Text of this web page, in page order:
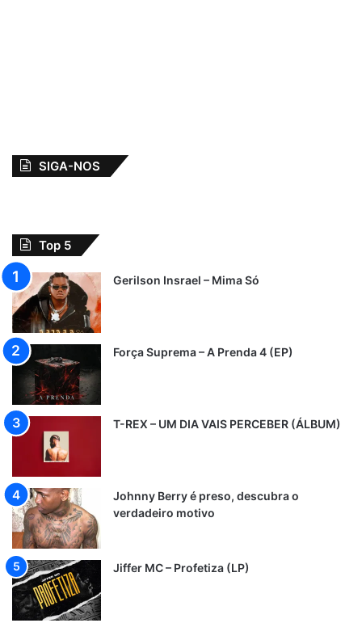
SIGA-NOS
Top 5
Gerilson Insrael – Mima Só
Força Suprema – A Prenda 4 (EP)
T-REX – UM DIA VAIS PERCEBER (ÁLBUM)
Johnny Berry é preso, descubra o
verdadeiro motivo
Jiffer MC – Profetiza (LP)